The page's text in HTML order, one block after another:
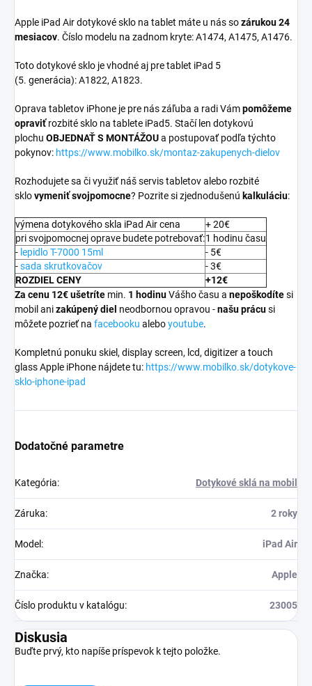
Apple iPad Air dotykové sklo na tablet máte u nás sozárukou 24
mesiacov. Číslo modelu na zadnom kryte:A1474, A1475, A1476.
Toto dotykové sklo je vhodné aj pre tablet iPad 5
(5. generácia): A1822, A1823.
Oprava tabletov iPhone je pre nás záľuba a radi Vámpomôžeme
opraviť rozbité sklo na tablete iPad5. Stačí len dotykovú
plochu OBJEDNAŤ S MONTÁŽOUa postupovať podľa týchto
pokynov: https://www.mobilko.sk/montaz-zakupenych-dielov
Rozhodujete sa či využiť náš servis tabletov alebo rozbité
sklovymeniť svojpomocne? Pozrite si zjednodušenú kalkuláciu:
výmena dotykového skla iPad Air cena
+ 20€
pri svojpomocnej oprave budete potrebovať:1 hodinu času
- lepidlo T-7000 15ml
- 5€
-sada skrutkovačov
- 3€
ROZDIEL CENY
+12€
Za cenu 12€ ušetríte min. 1 hodinuVášho času a nepoškodítesi
mobil anizakúpený diel neodbornou opravou -našu prácusi
môžete pozrieť na facebooku aleboyoutube.
Kompletnú ponuku skiel, display screen, lcd, digitizer a touch
glass Apple iPhone nájdete tu: https://www.mobilko.sk/dotykove-
sklo-iphone-ipad
Dodatočné parametre
Kategória: Dotykové sklá na mobil
Záruka: 2 roky
Model : iPad Air
Značka: Apple
Číslo produktu v katalógu: 23005
Diskusia
Buďte prvý, kto napíše príspevok k tejto položke.